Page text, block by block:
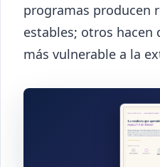
programas producen
estables; otros hacen
más vulnerable a la